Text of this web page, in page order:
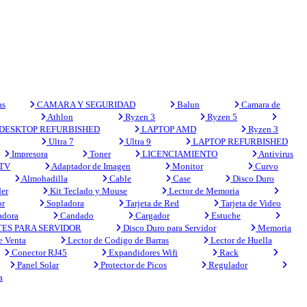
CAMARA Y SEGURIDAD Balun
Camara de
Athlon Ryzen 3
Ryzen 5
REFURBISHED LAPTOP AMD
Ryzen 3
Ultra 7 Ultra 9
LAPTOP REFURBISHED
Impresora Toner LICENCIAMIENTO
Antivirus
Adaptador de Imagen Monitor
Curvo
Almohadilla Cable Case
Disco Duro
Kit Teclado y Mouse
Lector de Memoria
Sopladora Tarjeta de Red
Tarjeta de Video
Candado Cargador
Estuche
PARA SERVIDOR Disco Duro para Servidor
Memoria
Venta Lector de Codigo de Barras
Lector de Huella
Conector RJ45 Expandidores Wifi
Rack
Panel Solar Protector de Picos
Regulador